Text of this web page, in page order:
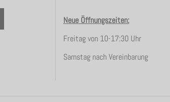
Neue Öffnungszeiten:
Freitag von 10-17:30 Uhr
Samstag nach Vereinbarung